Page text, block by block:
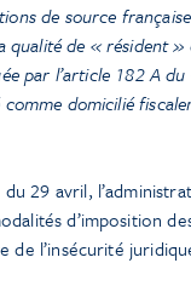
de source
qualité de « résident
par l’article 182 A
domicilié
29 avril,
d’imposition
l’insécurité